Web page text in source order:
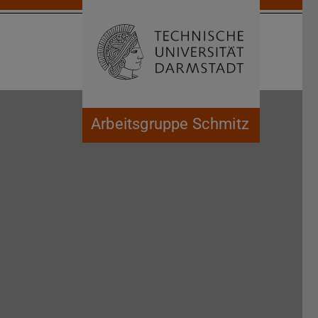
Arbeitsgruppe Schmitz
Suche öffnen